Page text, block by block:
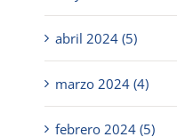
abril 2024 (5)
marzo 2024 (4)
febrero 2024 (5)